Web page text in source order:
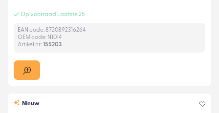
Op voorraad Laatste 25
EAN code: 8720892316264
OEM code: N1014
Artikel nr.:155203
Nieuw